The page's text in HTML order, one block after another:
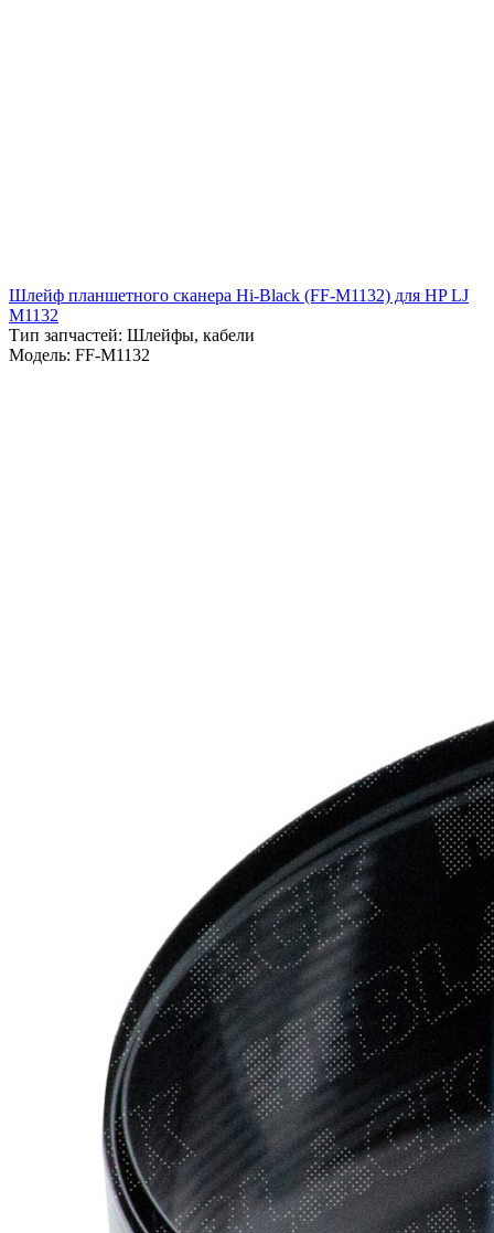
Шлейф планшетного сканера Hi-Black (FF-M1132) для HP LJ
M1132
Тип запчастей: Шлейфы, кабели
Модель: FF-M1132